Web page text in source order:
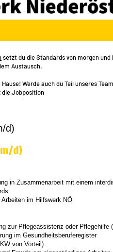
setzt du die Standards von morgen
Austausch.
Werde auch du Teil unseres
die Jobposition
d)
d)
in Zusammenarbeit mit einem
im Hilfswerk NÖ
zur Pflegeassistenz oder Pflegehilfe
im Gesundheitsberuferegister
von Vorteil)